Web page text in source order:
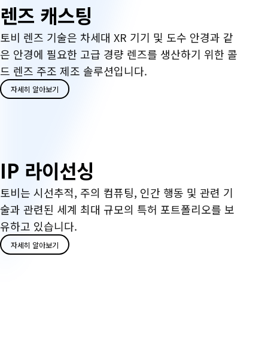
렌
즈
캐
스
렌즈 캐스팅
토비 렌즈 기술은 차세대 XR 기기 및 도수 안경과 같
은 안경에 필요한 고급 경량 렌즈를 생산하기 위한 콜
드 렌즈 주조 제조 솔루션입니다.
자세히 알아보기
I
P
라
이
IP 라이선싱
토비는 시선추적, 주의 컴퓨팅, 인간 행동 및 관련 기
술과 관련된 세계 최대 규모의 특허 포트폴리오를 보
유하고 있습니다.
자세히 알아보기